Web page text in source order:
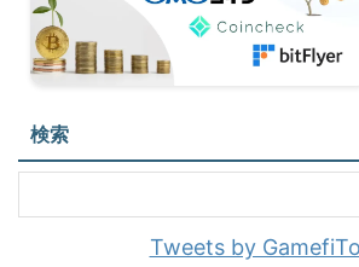
検索
Tweets by